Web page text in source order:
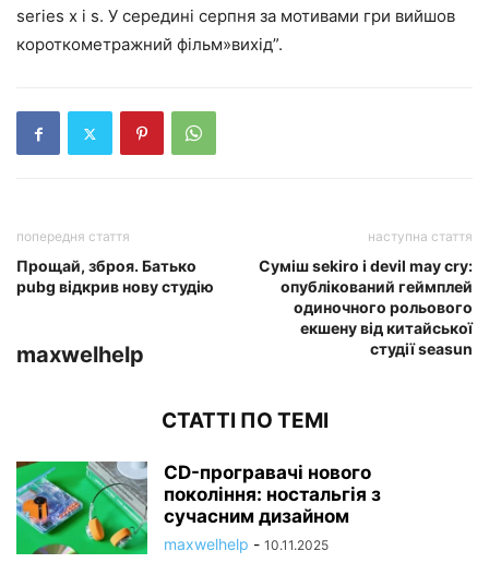
series x і s. У середині серпня за мотивами гри вийшов
короткометражний фільм»вихід”.
попередня стаття
Прощай, зброя. Батько
pubg відкрив нову студію
наступна стаття
Суміш sekiro і devil may cry:
опублікований геймплей
одиночного рольового
екшену від китайської
студії seasun
maxwelhelp
СТАТТІ ПО ТЕМІ
CD-програвачі нового
покоління: ностальгія з
сучасним дизайном
maxwelhelp - 10.11.2025